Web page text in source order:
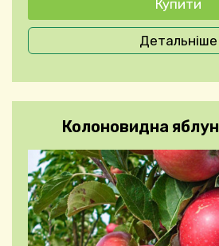
Детальніше
Колоновидна